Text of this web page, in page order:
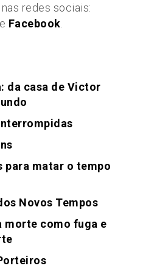
nas redes sociais:
e Facebook
da casa de Victor
para matar o tempo
Novos Tempos
morte como fuga e